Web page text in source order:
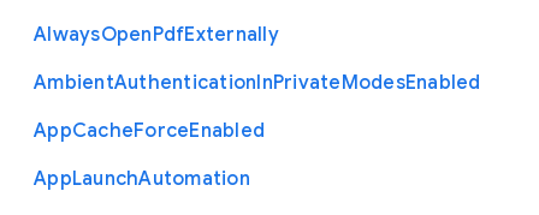
AlwaysOpenPdfExternally
AmbientAuthenticationInPrivateModesEnabled
AppCacheForceEnabled
AppLaunchAutomation